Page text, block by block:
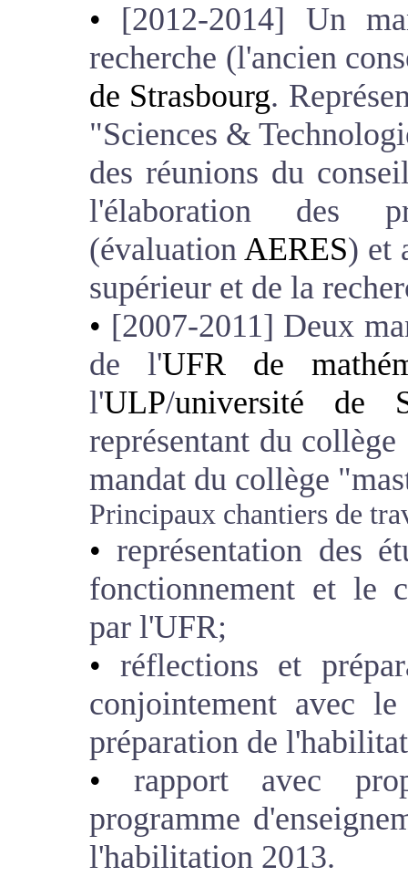
[2012-2014] Un
recherche (l'ancien
de Strasbourg.
"Sciences &
des réunions du
l'élaboration des
(évaluation AERES) et
supérieur et de la
[2007-2011] Deux
de l'UFR de
l'ULP/université de
représentant du
mandat du collège
Principaux chantiers de
représentation des
fonctionnement et le
par l'UFR;
réflections et
conjointement avec
préparation de
rapport avec
programme
l'habilitation 2013.